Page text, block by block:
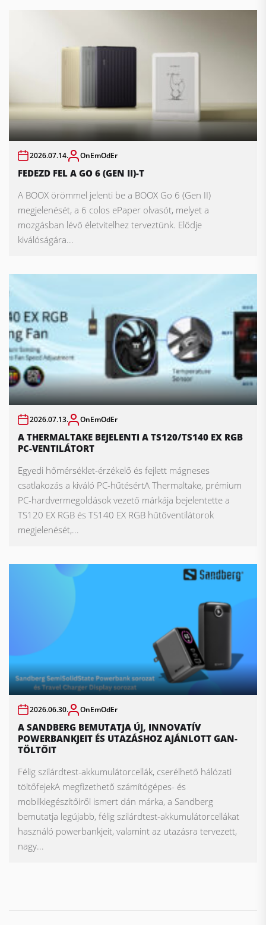
2026.07.14. OnEmOdEr
FEDEZD FEL A GO 6 (GEN II)-T
A BOOX örömmel jelenti be a BOOX Go 6 (Gen II)
megjelenését, a 6 colos ePaper olvasót, melyet a
mozgásban lévő életvitelhez terveztünk. Elődje
kiválóságára...
2026.07.13. OnEmOdEr
A THERMALTAKE BEJELENTI A TS120/TS140 EX RGB
PC-VENTILÁTORT
Egyedi hőmérséklet-érzékelő és fejlett mágneses
csatlakozás a kiváló PC-hűtésértA Thermaltake, prémium
PC-hardvermegoldások vezető márkája bejelentette a
TS120 EX RGB és TS140 EX RGB hűtőventilátorok
megjelenését,...
2026.06.30. OnEmOdEr
A SANDBERG BEMUTATJA ÚJ, INNOVATÍV
POWERBANKJEIT ÉS UTAZÁSHOZ AJÁNLOTT GAN-
TÖLTŐIT
Félig szilárdtest-akkumulátorcellák, cserélhető hálózati
töltőfejekA megfizethető számítógépes- és
mobilkiegészítőiről ismert dán márka, a Sandberg
bemutatja legújabb, félig szilárdtest-akkumulátorcellákat
használó powerbankjeit, valamint az utazásra tervezett,
nagy...